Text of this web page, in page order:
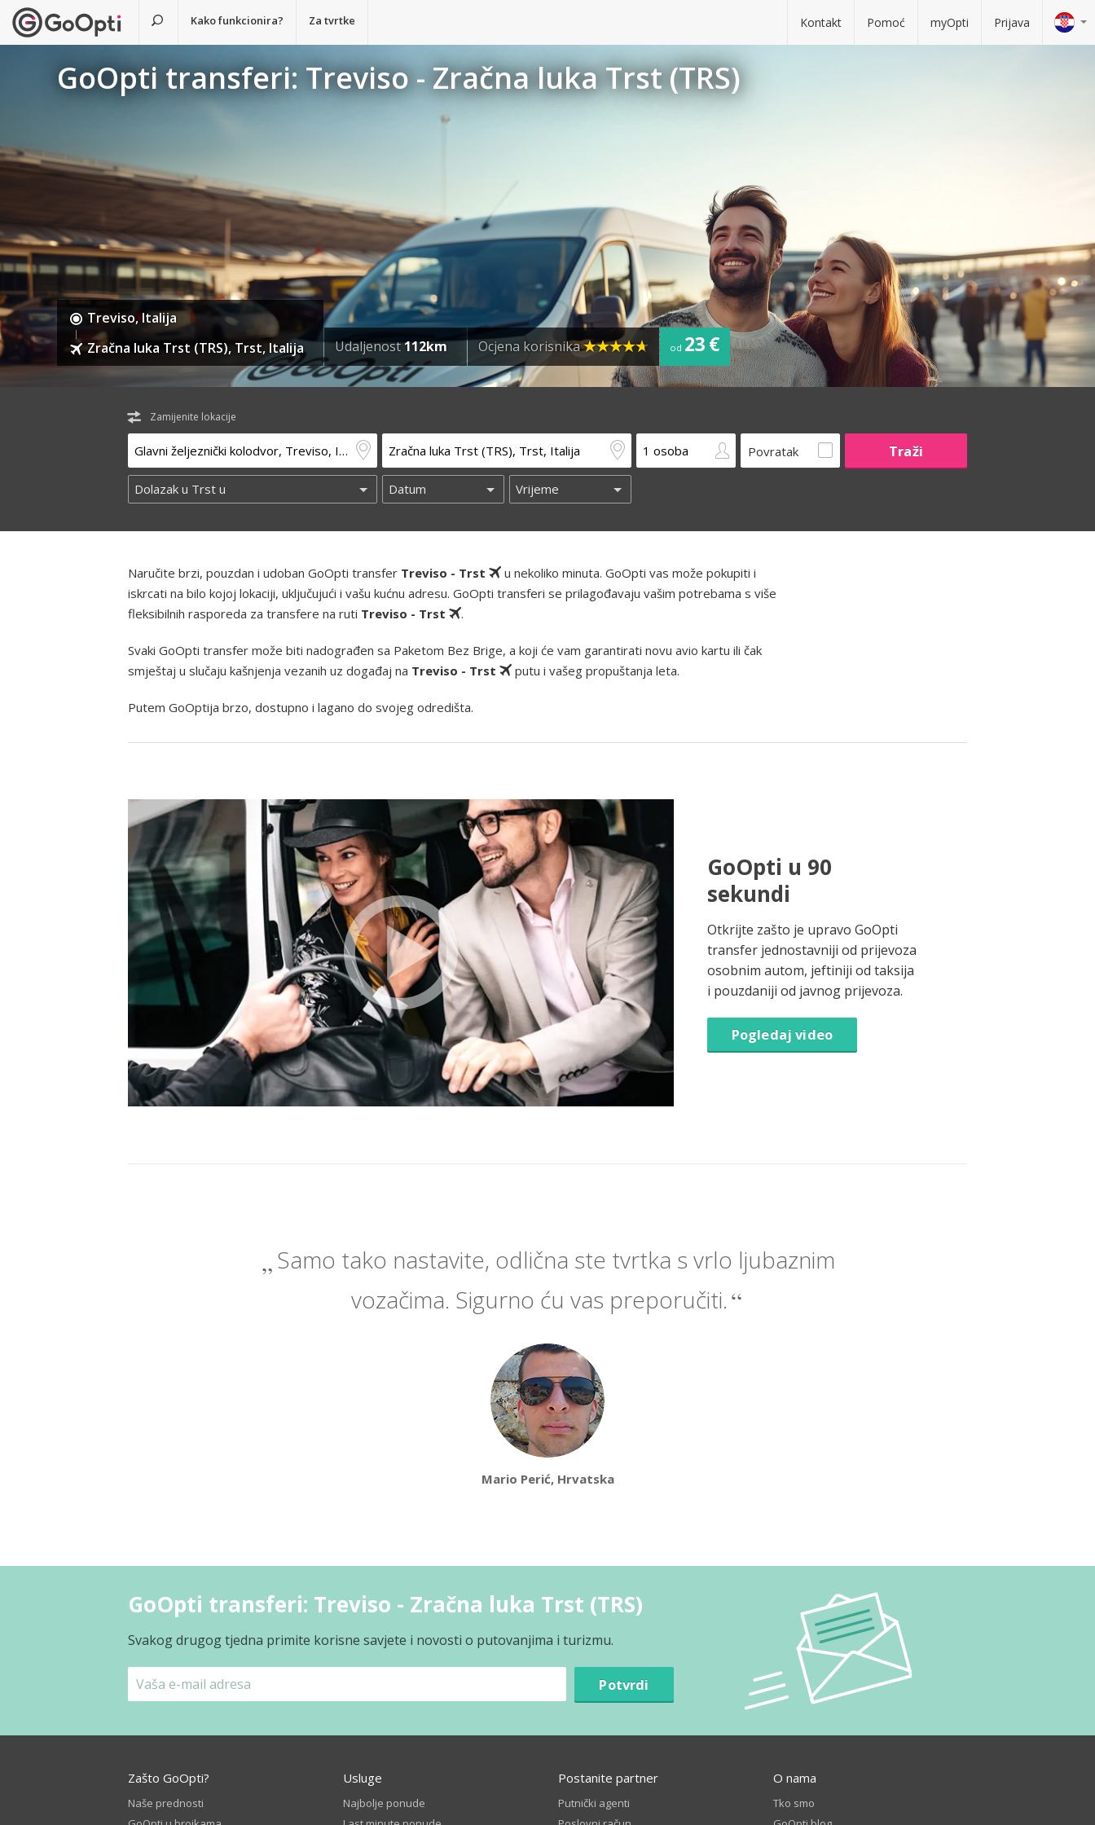
Kako funkcionira? Za tvrtke Kontakt Pomoć myOpti Prijava
GoOpti transferi: Treviso - Zračna luka Trst (TRS)
Treviso, Italija
Zračna luka Trst (TRS), Trst, Italija
Udaljenost112km Ocjena korisnika od 23 €
Zamijenite lokacije
Povratak
Naručite brzi, pouzdan i udoban GoOpti transfer Treviso - Trst
u nekoliko minuta. GoOpti vas može pokupiti i
iskrcati na bilo kojoj lokaciji, uključujući i vašu kućnu adresu. GoOpti transferi se prilagođavaju vašim potrebama s više
fleksibilnih rasporeda za transfere na ruti Treviso - Trst .
Svaki GoOpti transfer može biti nadograđen sa Paketom Bez Brige, a koji će vam garantirati novu avio kartu ili čak
smještaj u slučaju kašnjenja vezanih uz događaj na Treviso - Trst putu i vašeg propuštanja leta.
Putem GoOptija brzo, dostupno i lagano do svojeg odredišta.
GoOpti u 90
sekundi
Otkrijte zašto je upravo GoOpti
transfer jednostavniji od prijevoza
osobnim autom, jeftiniji od taksija
i pouzdaniji od javnog prijevoza.
Pogledaj video
Samo tako nastavite, odlična ste tvrtka s vrlo ljubaznim
vozačima. Sigurno ću vas preporučiti.
Mario Perić, Hrvatska
GoOpti transferi: Treviso - Zračna luka Trst (TRS)
Svakog drugog tjedna primite korisne savjete i novosti o putovanjima i turizmu.
Potvrdi
Zašto GoOpti?
Naše prednosti
Usluge
Najbolje ponude
Postanite partner
Putnički agenti
O nama
Tko smo